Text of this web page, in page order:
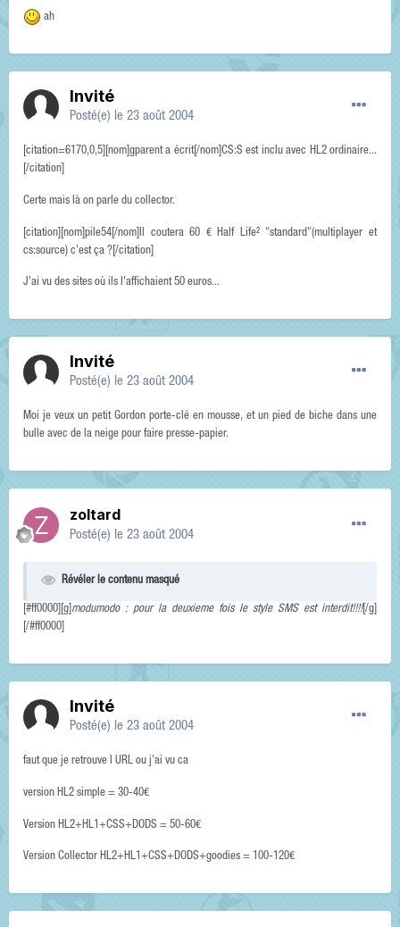
ah
Invité
Posté(e) le 23 août 2004
[citation=6170,0,5][nom]gparent a écrit[/nom]CS:S est inclu avec HL2 ordinaire...
[/citation]
Certe mais là on parle du collector.
[citation][nom]pile54[/nom]Il coutera 60 € Half Life² "standard"(multiplayer et
cs:source) c'est ça ?[/citation]
J'ai vu des sites où ils l'affichaient 50 euros...
Invité
Posté(e) le 23 août 2004
Moi je veux un petit Gordon porte-clé en mousse, et un pied de biche dans une
bulle avec de la neige pour faire presse-papier.
zoltard
Posté(e) le 23 août 2004
Révéler le contenu masqué
[#ff0000][g] modumodo : pour la deuxieme fois le style SMS est interdit!!!![/g]
[/#ff0000]
Invité
Posté(e) le 23 août 2004
faut que je retrouve l URL ou j'ai vu ca
version HL2 simple = 30-40€
Version HL2+HL1+CSS+DODS = 50-60€
Version Collector HL2+HL1+CSS+DODS+goodies = 100-120€